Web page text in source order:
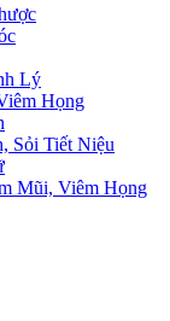
Lý
Họng
Sỏi Tiết Niệu
Mũi, Viêm Họng